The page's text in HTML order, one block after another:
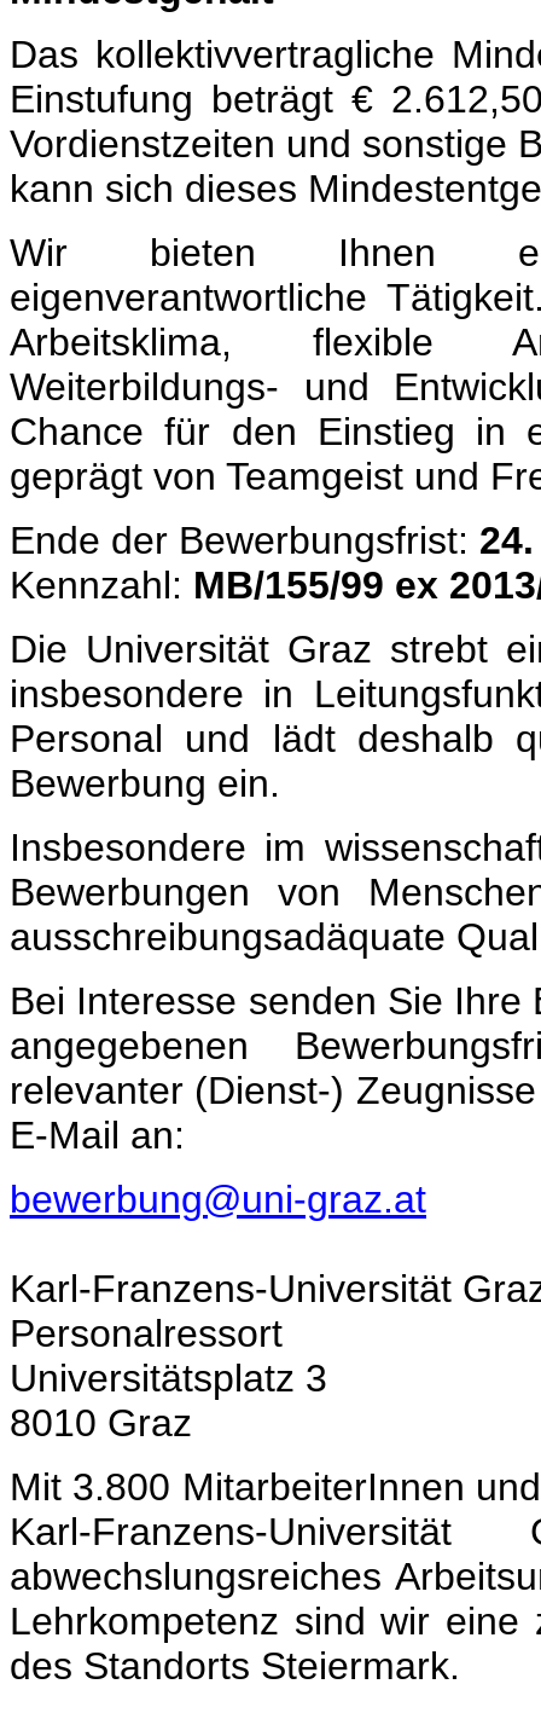
Das kollektivvertragliche
Einstufung beträgt €
Vordienstzeiten und sonstige
kann sich dieses
Wir bieten Ihnen
eigenverantwortliche
Arbeitsklima, flexible
Weiterbildungs- und
Chance für den Einstieg in
geprägt von Teamgeist und
Ende der Bewerbungsfrist:
Kennzahl: MB/155/99 ex
Die Universität Graz strebt
insbesondere in
Personal und lädt deshalb
Bewerbung ein.
Insbesondere im
Bewerbungen von
ausschreibungsadäquate
Bei Interesse senden Sie
angegebenen
relevanter (Dienst-)
E-Mail an:
bewerbung@uni-graz.at
Karl-Franzens-Universität
Personalressort
Universitätsplatz 3
8010 Graz
Mit 3.800 MitarbeiterInnen
Karl-Franzens-
abwechslungsreiches
Lehrkompetenz sind wir
des Standorts Steiermark.